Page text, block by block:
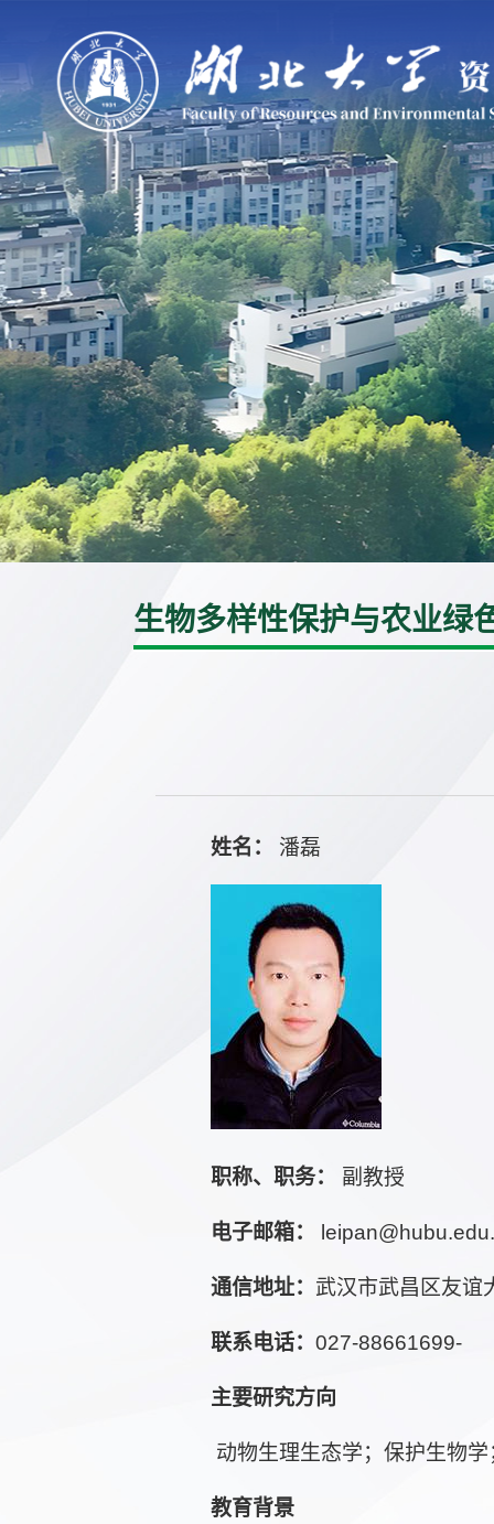
生物多样性保护与农业绿
姓名： 潘磊
职称、职务： 副教授
电子邮箱：
通信地址： 武汉市武昌区友谊
联系电话： 027-88661699-
主要研究方向
动物生理生态学；保护生物
教育背景